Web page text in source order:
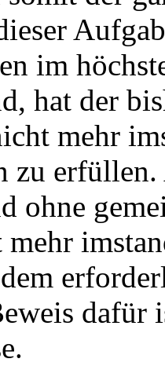
im
hat der
mehr
zu
ohne
dafür